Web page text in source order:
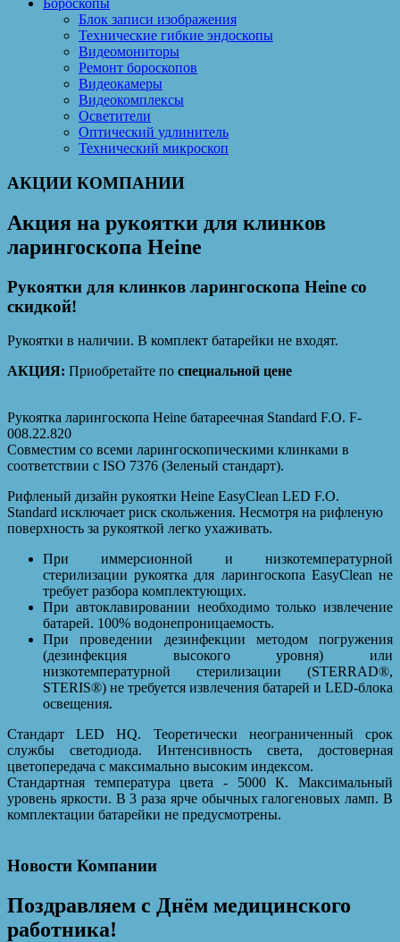
Бороскопы
Блок записи изображения
Технические гибкие эндоскопы
Видеомониторы
Ремонт бороскопов
Видеокамеры
Видеокомплексы
Осветители
Оптический удлинитель
Технический микроскоп
АКЦИИ КОМПАНИИ
Акция на рукоятки для клинков
ларингоскопа Heine
Рукоятки для клинков ларингоскопа Heine со
скидкой!
Рукоятки в наличии. В комплект батарейки не входят.
АКЦИЯ: Приобретайте по специальной цене
Рукоятка ларингоскопа Heine батареечная Standard F.O. F-
008.22.820
Совместим со всеми ларингоскопическими клинками в
соответствии с ISO 7376 (Зеленый стандарт).
Рифленый дизайн рукоятки Heine EasyClean LED F.O.
Standard исключает риск скольжения. Несмотря на рифленую
поверхность за рукояткой легко ухаживать.
При иммерсионной и низкотемпературной
стерилизации рукоятка для ларингоскопа EasyClean не
требует разбора комплектующих.
При автоклавировании необходимо только извлечение
батарей. 100% водонепроницаемость.
При проведении дезинфекции методом погружения
(дезинфекция высокого уровня) или
низкотемпературной стерилизации (STERRAD®,
STERIS®) не требуется извлечения батарей и LED-блока
освещения.
Стандарт LED HQ. Теоретически неограниченный срок
службы светодиода. Интенсивность света, достоверная
цветопередача с максимально высоким индексом.
Стандартная температура цвета - 5000 К. Максимальный
уровень яркости. В 3 раза ярче обычных галогеновых ламп. В
комплектации батарейки не предусмотрены.
Новости Компании
Поздравляем с Днём медицинского
работника!